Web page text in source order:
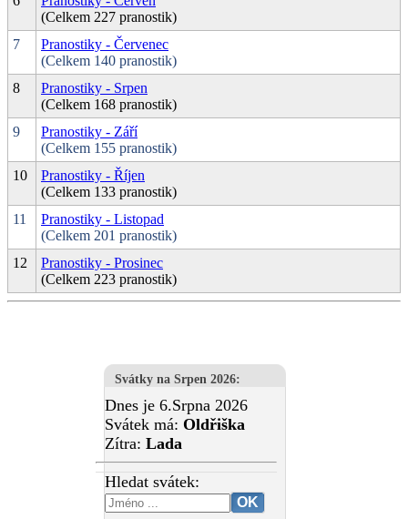
(Celkem 227 pranostik)
7
Pranostiky - Červenec
(Celkem 140 pranostik)
8
Pranostiky - Srpen
(Celkem 168 pranostik)
9
Pranostiky - Září
(Celkem 155 pranostik)
10
Pranostiky - Říjen
(Celkem 133 pranostik)
11
Pranostiky - Listopad
(Celkem 201 pranostik)
12
Pranostiky - Prosinec
(Celkem 223 pranostik)
Svátky na Srpen 2026:
Dnes je 6.Srpna 2026
Svátek má: Oldřiška
Zítra: Lada
Hledat svátek: